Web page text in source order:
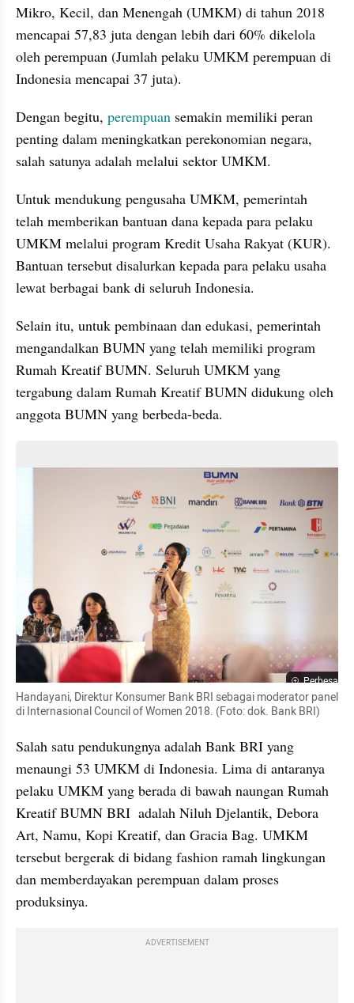
Mikro, Kecil, dan Menengah (UMKM) di tahun 2018
mencapai 57,83 juta dengan lebih dari 60% dikelola
oleh perempuan (Jumlah pelaku UMKM perempuan di
Indonesia mencapai 37 juta).
Dengan begitu, perempuan semakin memiliki peran
penting dalam meningkatkan perekonomian negara,
salah satunya adalah melalui sektor UMKM.
Untuk mendukung pengusaha UMKM, pemerintah
telah memberikan bantuan dana kepada para pelaku
UMKM melalui program Kredit Usaha Rakyat (KUR).
Bantuan tersebut disalurkan kepada para pelaku usaha
lewat berbagai bank di seluruh Indonesia.
Selain itu, untuk pembinaan dan edukasi, pemerintah
mengandalkan BUMN yang telah memiliki program
Rumah Kreatif BUMN. Seluruh UMKM yang
tergabung dalam Rumah Kreatif BUMN didukung oleh
anggota BUMN yang berbeda-beda.
Perbesar
Handayani, Direktur Konsumer Bank BRI sebagai moderator panel
di Internasional Council of Women 2018. (Foto: dok. Bank BRI)
Salah satu pendukungnya adalah Bank BRI yang
menaungi 53 UMKM di Indonesia. Lima di antaranya
pelaku UMKM yang berada di bawah naungan Rumah
Kreatif BUMN BRI  adalah Niluh Djelantik, Debora
Art, Namu, Kopi Kreatif, dan Gracia Bag. UMKM
tersebut bergerak di bidang fashion ramah lingkungan
dan memberdayakan perempuan dalam proses
produksinya.
ADVERTISEMENT